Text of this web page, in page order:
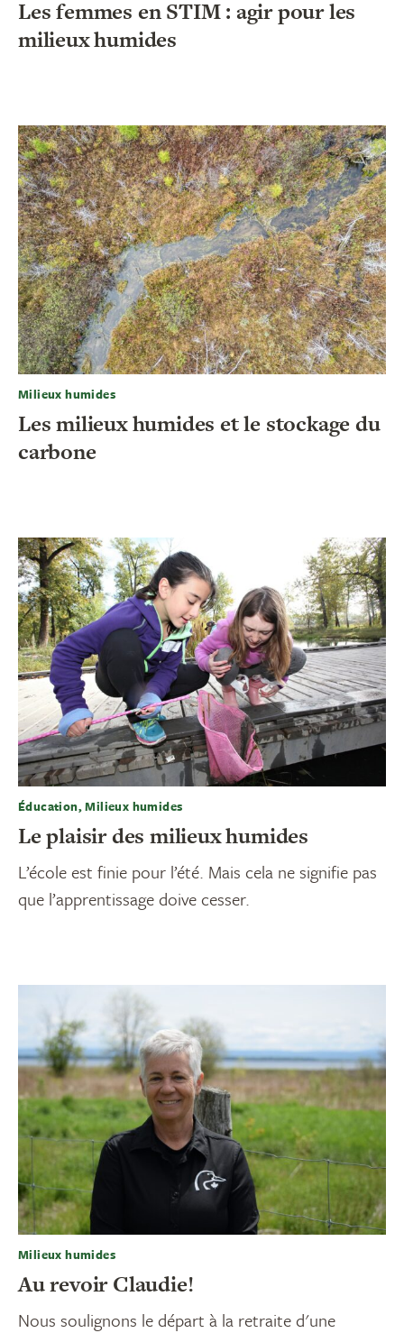
Les femmes en STIM : agir pour les
milieux humides
Milieux humides
Les milieux humides et le stockage du
carbone
Éducation, Milieux humides
Le plaisir des milieux humides
L’école est finie pour l’été. Mais cela ne signifie pas
que l’apprentissage doive cesser.
Milieux humides
Au revoir Claudie!
Nous soulignons le départ à la retraite d'une